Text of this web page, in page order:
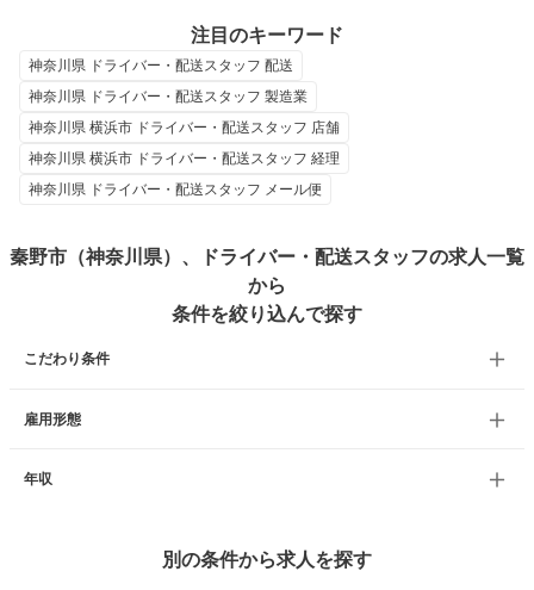
注目のキーワード
神奈川県 ドライバー・配送スタッフ 配送
神奈川県 ドライバー・配送スタッフ 製造業
神奈川県 横浜市 ドライバー・配送スタッフ 店舗
神奈川県 横浜市 ドライバー・配送スタッフ 経理
神奈川県 ドライバー・配送スタッフ メール便
秦野市（神奈川県）、ドライバー・配送スタッフの求人一覧
から
条件を絞り込んで探す
こだわり条件
雇用形態
年収
別の条件から求人を探す